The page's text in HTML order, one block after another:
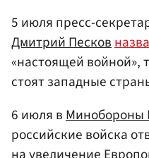
5 июля пресс-
Дмитрий Песков
«настоящей войной»,
стоят западные
6 июля вМинобороны
российские войска